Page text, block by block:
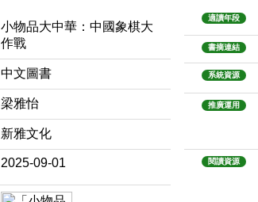
小物品大中華：中國象棋大
作戰
中文圖書
梁雅怡
新雅文化
2025-09-01
適讀年段
書摘連結
系統資源
推廣運用
閱讀資源